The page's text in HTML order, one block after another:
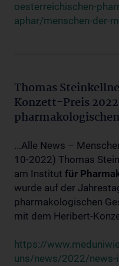
oesterreichischen-
aphar/menschen-der-
Thomas
Konzett-Preis
...Alle News –
10-2022) Thomas
am Institut für
wurde auf der
pharmakologischen
mit dem Heribert-
https://
uns/news/2022/